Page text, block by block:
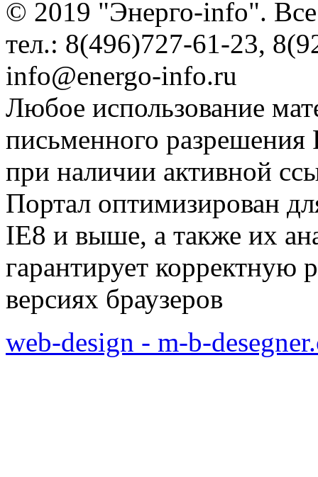
© 2019 "Энерго-info".
тел.: 8(496)727-61-23,
info@energo-info.ru
Любое использование
письменного разрешения
при наличии активной
Портал оптимизирован
IE8 и выше, а также их
гарантирует корректную
версиях браузеров
web-design - m-b-